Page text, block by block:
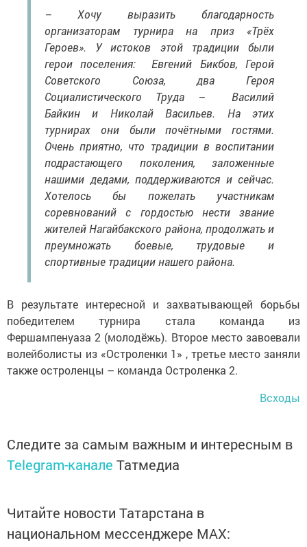
– Хочу выразить благодарность
организаторам турнира на приз «Трёх
Героев». У истоков этой традиции были
герои поселения: Евгений Бикбов, Герой
Советского Союза, два Героя
Социалистического Труда – Василий
Байкин и Николай Васильев. На этих
турнирах они были почётными гостями.
Очень приятно, что традиции в воспитании
подрастающего поколения, заложенные
нашими дедами, поддерживаются и сейчас.
Хотелось бы пожелать участникам
соревнований с гордостью нести звание
жителей Нагайбакского района, продолжать и
преумножать боевые, трудовые и
спортивные традиции нашего района.
В результате интересной и захватывающей борьбы
победителем турнира стала команда из
Фершампенуаза 2 (молодёжь). Второе место завоевали
волейболисты из «Остроленки 1» , третье место заняли
также остроленцы – команда Остроленка 2.
Всходы
Следите за самым важным и интересным в
Telegram-канале Татмедиа
Читайте новости Татарстана в
национальном мессенджере MАХ: